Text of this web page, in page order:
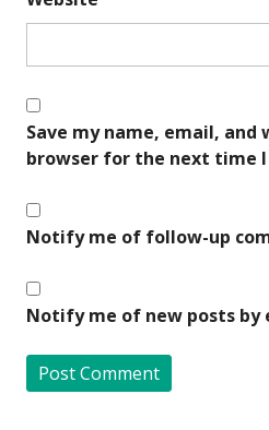
Save my name, email, and
browser for the next time
Notify me of follow-up
Notify me of new posts by